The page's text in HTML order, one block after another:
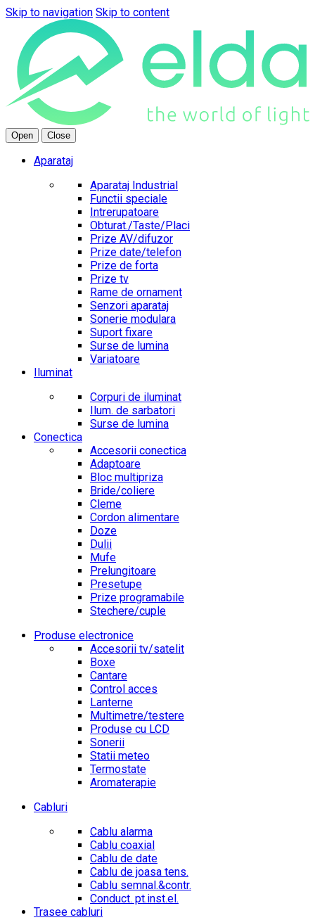
Skip to navigation Skip to content
Open Close
Aparataj
Aparataj Industrial
Functii speciale
Intrerupatoare
Obturat./Taste/Placi
Prize AV/difuzor
Prize date/telefon
Prize de forta
Prize tv
Rame de ornament
Senzori aparataj
Sonerie modulara
Suport fixare
Surse de lumina
Variatoare
Iluminat
Corpuri de iluminat
Ilum. de sarbatori
Surse de lumina
Conectica
Accesorii conectica
Adaptoare
Bloc multipriza
Bride/coliere
Cleme
Cordon alimentare
Doze
Dulii
Mufe
Prelungitoare
Presetupe
Prize programabile
Stechere/cuple
Produse electronice
Accesorii tv/satelit
Boxe
Cantare
Control acces
Lanterne
Multimetre/testere
Produse cu LCD
Sonerii
Statii meteo
Termostate
Aromaterapie
Cabluri
Cablu alarma
Cablu coaxial
Cablu de date
Cablu de joasa tens.
Cablu semnal.&contr.
Conduct. pt.inst.el.
Trasee cabluri